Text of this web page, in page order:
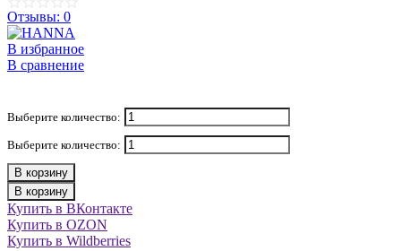
Отзывы: 0
В избранное
В сравнение
Выберите количество:
Выберите количество:
В корзину
В корзину
Купить в ВКонтакте
Купить в OZON
Купить в Wildberries